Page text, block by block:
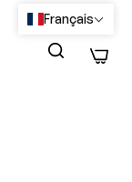
0
Français